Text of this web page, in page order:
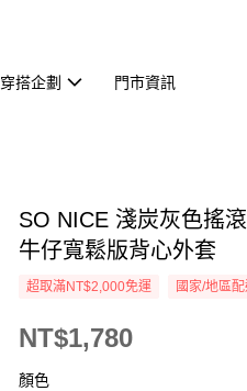
穿搭企劃 門市資訊
SO NICE 淺炭灰色搖
牛仔寬鬆版背心外套
超取滿NT$2,000免運 國家/地區
NT$1,780
顏色